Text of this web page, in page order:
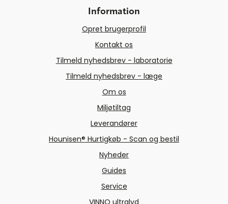
Information
Opret brugerprofil
Kontakt os
Tilmeld nyhedsbrev - laboratorie
Tilmeld nyhedsbrev - læge
Om os
Miljøtiltag
Leverandører
Hounisen® Hurtigkøb - Scan og bestil
Nyheder
Guides
Service
VINNO ultralyd